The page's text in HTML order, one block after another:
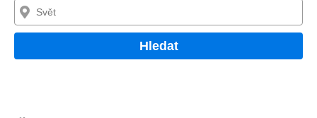
Hledat